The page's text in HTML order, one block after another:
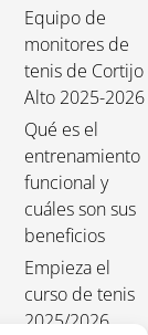
Equipo de
monitores de
tenis de Cortijo
Alto 2025-2026
Qué es el
entrenamiento
funcional y
cuáles son sus
beneficios
Empieza el
curso de tenis
2025/2026